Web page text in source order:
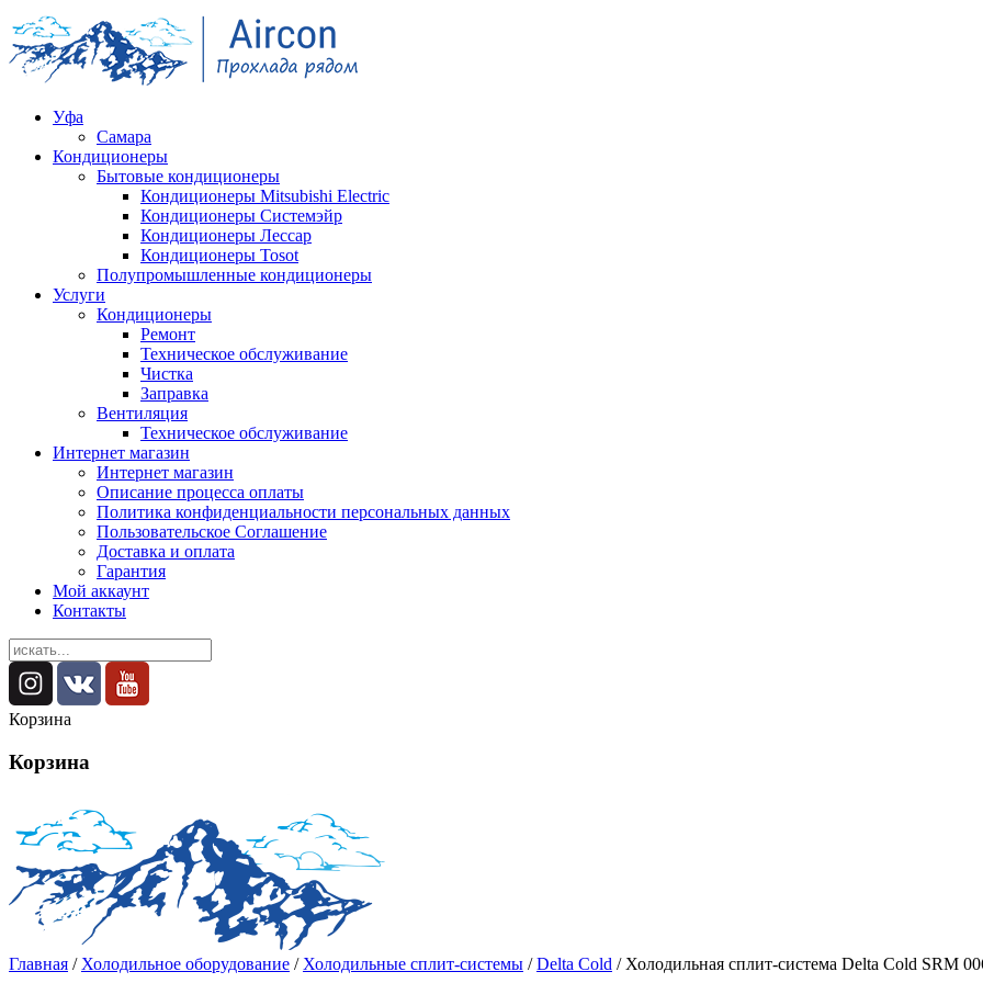
Уфа
Самара
Кондиционеры
Бытовые кондиционеры
Кондиционеры Mitsubishi Electric
Кондиционеры Системэйр
Кондиционеры Лессар
Кондиционеры Tosot
Полупромышленные кондиционеры
Услуги
Кондиционеры
Ремонт
Техническое обслуживание
Чистка
Заправка
Вентиляция
Техническое обслуживание
Интернет магазин
Интернет магазин
Описание процесса оплаты
Политика конфиденциальности персональных данных
Пользовательское Соглашение
Доставка и оплата
Гарантия
Мой аккаунт
Контакты
Корзина
Корзина
Главная /Холодильное оборудование /Холодильные сплит-системы /Delta Cold / Холодильная сплит-система Delta Cold SRM